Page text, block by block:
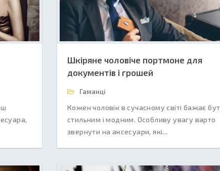
Шкіряне чоловіче портмоне для
документів і грошей
Гаманці
Кожен чоловік в сучасному світі бажає
стильним і модним. Особливу увагу варто
звернути на аксесуари, які...